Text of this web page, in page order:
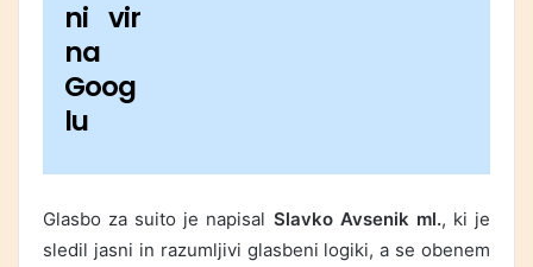
ni vir
na
Goog
lu
Glasbo za suito je napisal Slavko Avsenik ml., ki je
sledil jasni in razumljivi glasbeni logiki, a se obenem